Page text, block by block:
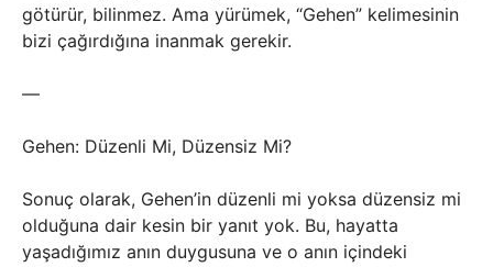
götürür, bilinmez. Ama yürümek, “Gehen” kelimesinin
bizi çağırdığına inanmak gerekir.
—
Gehen: Düzenli Mi, Düzensiz Mi?
Sonuç olarak, Gehen’in düzenli mi yoksa düzensiz mi
olduğuna dair kesin bir yanıt yok. Bu, hayatta
yaşadığımız anın duygusuna ve o anın içindeki